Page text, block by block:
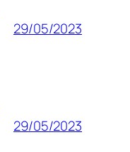
29/05/2023
29/05/2023